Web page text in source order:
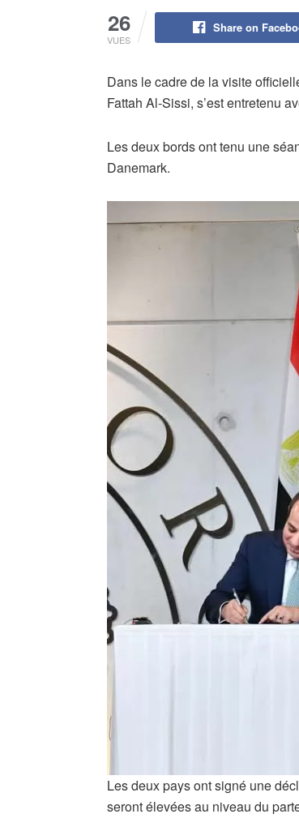
26
VUES
Share on
Dans le cadre de la visite
Fattah Al-Sissi, s’est entretenu
Les deux bords ont tenu une
Danemark.
Les deux pays ont signé une
seront élevées au niveau du